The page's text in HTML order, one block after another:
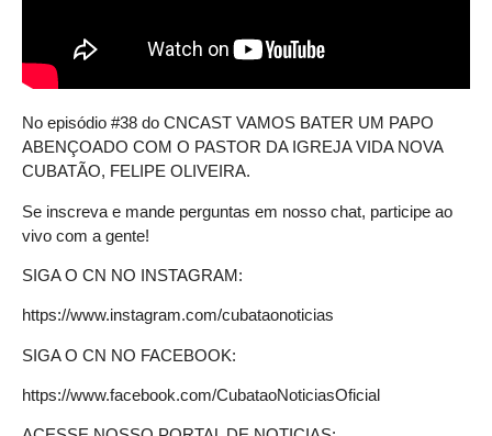
No episódio #38 do CNCAST VAMOS BATER UM PAPO
ABENÇOADO COM O PASTOR DA IGREJA VIDA NOVA
CUBATÃO, FELIPE OLIVEIRA.
Se inscreva e mande perguntas em nosso chat, participe ao
vivo com a gente!
SIGA O CN NO INSTAGRAM:
https://www.instagram.com/cubataonoticias
SIGA O CN NO FACEBOOK:
https://www.facebook.com/CubataoNoticiasOficial